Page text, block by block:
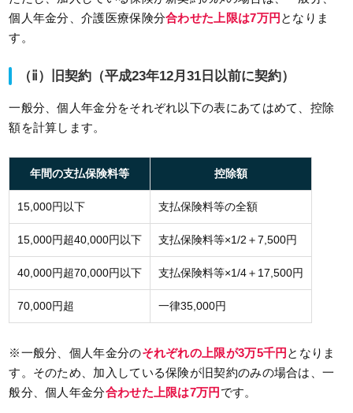
個人年金分、介護医療保険分合わせた上限は7万円 となりま
す。
（ⅱ）旧契約（平成23年12月31日以前に契約）
一般分、個人年金分をそれぞれ以下の表にあてはめて、控除
額を計算します。
年間の支払保険料等 控除額
15,000円以下 支払保険料等の全額
15,000円超40,000円以下 支払保険料等×1/2＋7,500円
40,000円超70,000円以下 支払保険料等×1/4＋17,500円
70,000円超 一律35,000円
※一般分、個人年金分のそれぞれの上限が3万5千円 となりま
す。そのため、加入している保険が旧契約のみの場合は、一
般分、個人年金分合わせた上限は7万円 です。